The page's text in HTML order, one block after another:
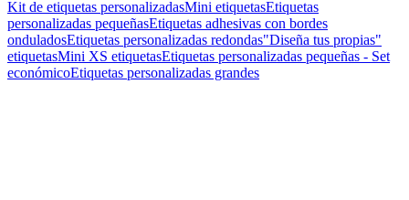
Kit de etiquetas personalizadasMini etiquetasEtiquetas
personalizadas pequeñasEtiquetas adhesivas con bordes
onduladosEtiquetas personalizadas redondas"Diseña tus propias"
etiquetasMini XS etiquetasEtiquetas personalizadas pequeñas - Set
económicoEtiquetas personalizadas grandes